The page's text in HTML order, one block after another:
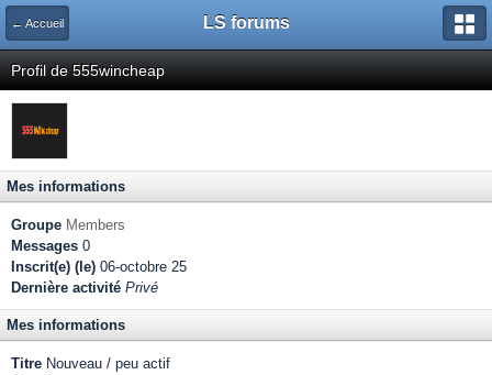
← Accueil LS forums
Profil de 555wincheap
Mes informations
Groupe Members
Messages 0
Inscrit(e) (le) 06-octobre 25
Dernière activité Privé
Mes informations
Titre Nouveau / peu actif